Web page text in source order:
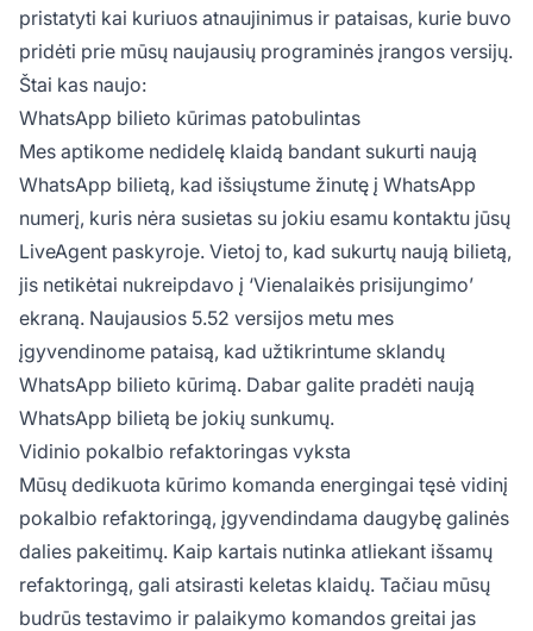
pristatyti kai kuriuos atnaujinimus ir pataisas, kurie buvo
pridėti prie mūsų naujausių programinės įrangos versijų.
Štai kas naujo:
WhatsApp bilieto kūrimas patobulintas
Mes aptikome nedidelę klaidą bandant sukurti naują
WhatsApp bilietą, kad išsiųstume žinutę į WhatsApp
numerį, kuris nėra susietas su jokiu esamu kontaktu jūsų
LiveAgent paskyroje. Vietoj to, kad sukurtų naują bilietą,
jis netikėtai nukreipdavo į ‘Vienalaikės prisijungimo’
ekraną. Naujausios 5.52 versijos metu mes
įgyvendinome pataisą, kad užtikrintume sklandų
WhatsApp bilieto kūrimą. Dabar galite pradėti naują
WhatsApp bilietą be jokių sunkumų.
Vidinio pokalbio refaktoringas vyksta
Mūsų dedikuota kūrimo komanda energingai tęsė vidinį
pokalbio refaktoringą, įgyvendindama daugybę galinės
dalies pakeitimų. Kaip kartais nutinka atliekant išsamų
refaktoringą, gali atsirasti keletas klaidų. Tačiau mūsų
budrūs testavimo ir palaikymo komandos greitai jas